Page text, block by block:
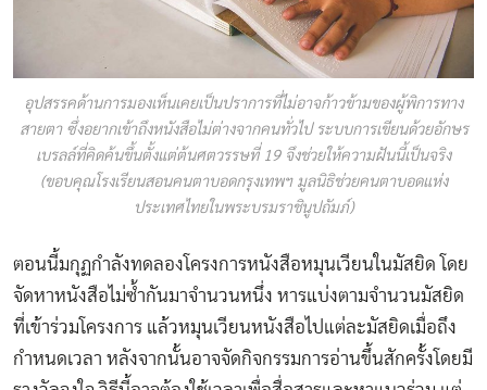
อุปสรรคด้านการมองเห็นเคยเป็นปราการที่ไม่อาจก้าวข้ามของผู้พิการทาง
สายตา ซึ่งอยากเข้าถึงหนังสือไม่ต่างจากคนทั่วไป ระบบการเขียนด้วยอักษร
เบรลล์ที่คิดค้นขึ้นตั้งแต่ต้นศตวรรษที่ 19 จึงช่วยให้ความฝันนี้เป็นจริง
(ขอบคุณโรงเรียนสอนคนตาบอดกรุงเทพฯ มูลนิธิช่วยคนตาบอดแห่ง
ประเทศไทยในพระบรมราชินูปถัมภ์)
ตอนนี้มกุฏกำลังทดลองโครงการหนังสือหมุนเวียนในมัสยิด โดย
จัดหาหนังสือไม่ซํ้ากันมาจำนวนหนึ่ง หารแบ่งตามจำนวนมัสยิด
ที่เข้าร่วมโครงการ แล้วหมุนเวียนหนังสือไปแต่ละมัสยิดเมื่อถึง
กำหนดเวลา หลังจากนั้นอาจจัดกิจกรรมการอ่านขึ้นสักครั้งโดยมี